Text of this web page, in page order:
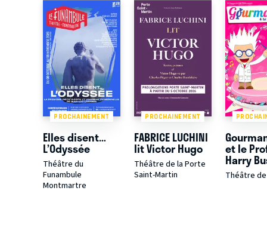
PROCHAINEMENT
Elles disent…
L’Odyssée
Théâtre du
Funambule
Montmartre
PROCHAINEMENT
FABRICE LUCHINI
lit Victor Hugo
Théâtre de la Porte
Saint-Martin
et le
Harry
Théâtre